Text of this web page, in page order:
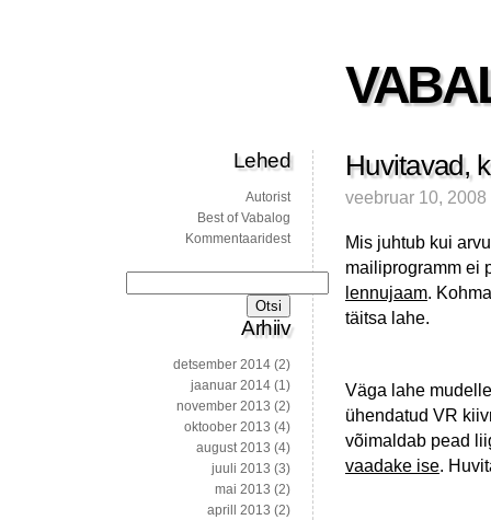
Huvitavad,
veebruar 10, 2008
Mis juhtub kui
mailiprogramm ei
lennujaam.
täitsa lahe.
Väga lahe
ühendatud VR
võimaldab pead
vaadake ise.
Lehed
Autorist
Best of Vabalog
Kommentaaridest
Arhiiv
detsember 2014 (2)
jaanuar 2014 (1)
november 2013 (2)
oktoober 2013 (4)
august 2013 (4)
juuli 2013 (3)
mai 2013 (2)
aprill 2013 (2)